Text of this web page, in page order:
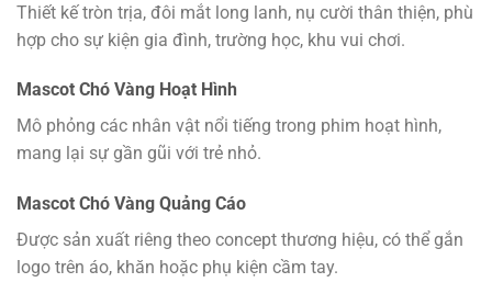
Thiết kế tròn trịa, đôi mắt long lanh, nụ cười thân thiện, phù
hợp cho sự kiện gia đình, trường học, khu vui chơi.
Mascot Chó Vàng Hoạt Hình
Mô phỏng các nhân vật nổi tiếng trong phim hoạt hình,
mang lại sự gần gũi với trẻ nhỏ.
Mascot Chó Vàng Quảng Cáo
Được sản xuất riêng theo concept thương hiệu, có thể gắn
logo trên áo, khăn hoặc phụ kiện cầm tay.